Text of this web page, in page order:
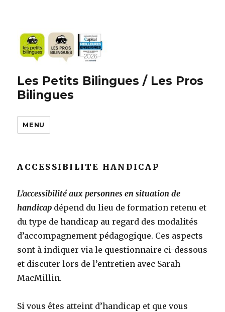
Les Petits Bilingues / Les Pros
Bilingues
MENU
ACCESSIBILITE HANDICAP
L’accessibilité aux personnes en situation de
handicap dépend du lieu de formation retenu et
du type de handicap au regard des modalités
d’accompagnement pédagogique. Ces aspects
sont à indiquer via le questionnaire ci-dessous
et discuter lors de l’entretien avec Sarah
MacMillin.
Si vous êtes atteint d’handicap et que vous